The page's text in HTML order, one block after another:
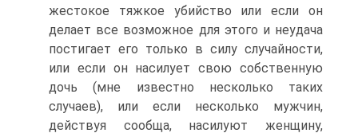
жестокое тяжкое убийство или если он
делает все возможное для этого и неудача
постигает его только в силу случайности,
или если он насилует свою собственную
дочь (мне известно несколько таких
случаев), или если несколько мужчин,
действуя сообща, насилуют женщину,